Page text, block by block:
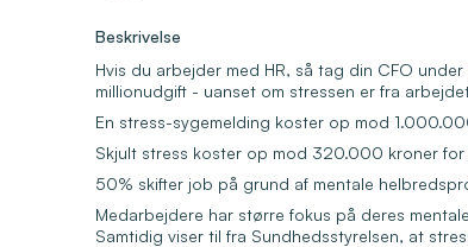
Beskrivelse
Hvis du arbejder med HR, så tag din CFO
millionudgift - uanset om stressen er fra
En stress-sygemelding koster op mod
Skjult stress koster op mod 320.000 kroner for
50% skifter job på grund af mentale
Medarbejdere har større fokus på deres
Samtidig viser til fra Sundhedsstyrelsen, at